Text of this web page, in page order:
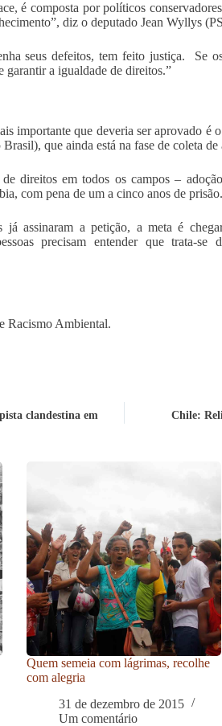
é composta por políticos
diz o deputado Jean Wyllys
seus defeitos, tem feito justiça. Se
garantir a igualdade de direitos.”
importante que deveria ser aprovado é
que ainda está na fase de coleta de
direitos em todos os campos –
com pena de um a cinco anos de prisão.
já assinaram a petição, a meta é
precisam entender que trata-
Racismo Ambiental.
clandestina em
Chile:
Quem semeia com lágrimas, recolhe
com alegria
31 de dezembro de 2015
Um comentário